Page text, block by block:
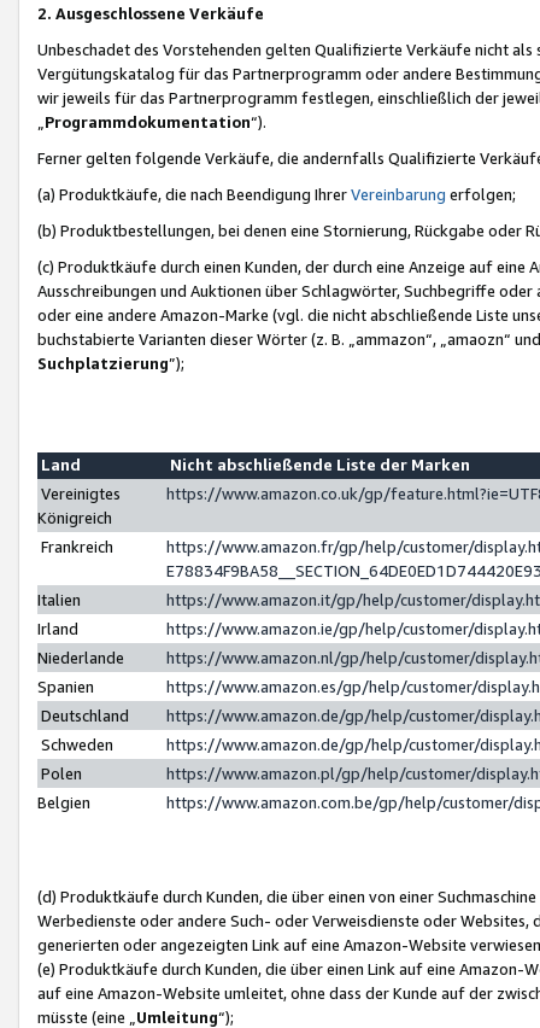
2. Ausgeschlossene Verkäufe
Unbeschadet des Vorstehenden gelten Qualifizierte Verkäufe nicht
Vergütungskatalog für das Partnerprogramm oder andere
wir jeweils für das Partnerprogramm festlegen, einschließlich der
Programmdokumentation“).
Ferner gelten folgende Verkäufe, die andernfalls Qualifizierte
(a) Produktkäufe, die nach Beendigung IhrerVereinbarung erfolgen;
(b) Produktbestellungen, bei denen eine Stornierung, Rückgabe oder
(c) Produktkäufe durch einen Kunden, der durch eine Anzeige auf
Ausschreibungen und Auktionen über Schlagwörter, Suchbegriffe
oder eine andere Amazon-Marke (vgl. die nicht abschließende Liste
buchstabierte Varianten dieser Wörter (z. B. „ammazon“, „amaozn“
Suchplatzierung”);
Land
Nicht abschließende Liste der Marken
Vereinigtes
Königreich
https://www.amazon.co.uk/gp/
Frankreich
https://www.amazon.fr/gp/help/customer/
Italien
https://www.amazon.it/gp/help/customer/
Irland
https://www.amazon.ie/gp/help/customer/
Niederlande
https://www.amazon.nl/gp/help/customer/
Spanien
https://www.amazon.es/gp/help/customer/
Deutschland
https://www.amazon.de/gp/help/customer/
Schweden
https://www.amazon.de/gp/help/customer/
Polen
https://www.amazon.pl/gp/help/customer/
Belgien
https://www.amazon.com.be/gp/help/customer/
(d) Produktkäufe durch Kunden, die über einen von einer
Werbedienste oder andere Such- oder Verweisdienste oder Websites,
generierten oder angezeigten Link auf eine Amazon-Website
(e) Produktkäufe durch Kunden, die über einen Link auf eine
auf eine Amazon-Website umleitet, ohne dass der Kunde auf der
müsste (eine „ Umleitung“);